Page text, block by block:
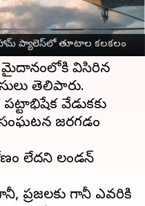
ప్యాలెస్‌లో తూటాల కలకలం
వేళ లండన్‌లోని
కలకలం రేగింది.
మైదానంలోకి విసిరిన
తెలిపారు.
వేడుకకు
జరగడం
లేదని లండన్‌
ప్రజలకు గానీ ఎవరికి